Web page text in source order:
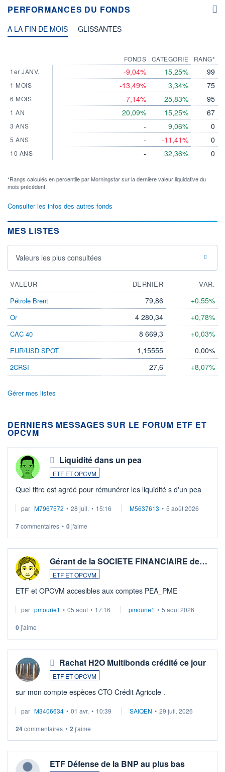
PERFORMANCES DU FONDS
A LA FIN DE MOIS GLISSANTES
1er JANV.
1 MOIS
6 MOIS
1 AN
3 ANS
5 ANS
10 ANS
FONDS
-9,04%
-13,49%
-7,14%
20,09%
-
-
-
CATEGORIE
15,25%
3,34%
25,83%
15,25%
9,06%
-11,41%
32,36%
RANG*
99
75
95
67
0
0
0
*Rangs calculés en percentile par Morningstar sur la dernière valeur liquidative du
mois précédent.
Consulter les infos des autres fonds
MES LISTES
Valeurs les plus consultées
VALEUR DERNIER
VAR.
Pétrole Brent
79,86 +0,55%
Or 4 280,34 +0,78%
CAC 40 8 669,3 +0,03%
EUR/USD SPOT 1,15555 0,00%
2CRSI 27,6 +8,07%
Gérer mes listes
DERNIERS MESSAGES SUR LE FORUM ETF ET
OPCVM
Liquidité dans un pea
ETF ET OPCVM
Quel titre est agréé pour rémunérer les liquidité s d'un pea
par M7967572 • 28 juil. • 15:16 M5637613 • 5 août 2026
7commentaires • 0j'aime
Gérant de la SOCIETE FINANCIAIRE de…
ETF ET OPCVM
ETF et OPCVM accesibles aux comptes PEA_PME
par pmourie1 • 05 août • 17:16 pmourie1 • 5 août 2026
0j'aime
Rachat H2O Multibonds crédité ce jour
ETF ET OPCVM
sur mon compte espèces CTO Crédit Agricole .
par M3406634 • 01 avr. • 10:39 SAIQEN • 29 juil. 2026
24commentaires • 2 j'aime
ETF Défense de la BNP au plus bas